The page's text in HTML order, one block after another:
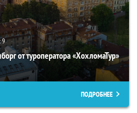
9
от туроператора «ХохломаТур»
ПОДРОБНЕЕ